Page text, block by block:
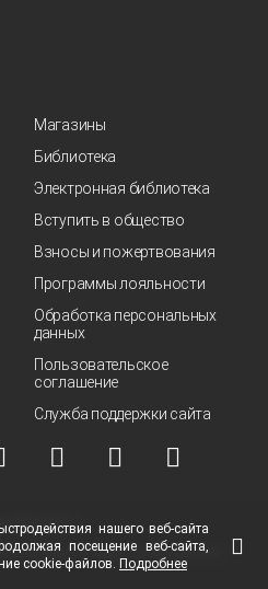
Магазины
Библиотека
Электронная библиотека
Вступить в общество
Взносы и пожертвования
Программы лояльности
Обработка персональных
данных
Пользовательское
соглашение
Служба поддержки сайта
2013-2026 г.
защиты и обработки персональных
нашего веб-сайта
посещение веб-сайта,
cookie-файлов. Подробнее